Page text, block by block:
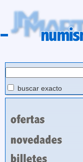
buscar exacto